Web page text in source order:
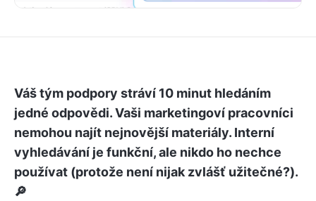
Váš tým podpory stráví 10 minut hledáním
jedné odpovědi. Vaši marketingoví pracovníci
nemohou najít nejnovější materiály. Interní
vyhledávání je funkční, ale nikdo ho nechce
používat (protože není nijak zvlášť užitečné?).
🔎